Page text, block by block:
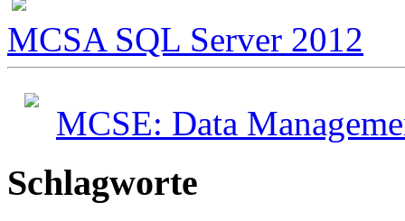
MCSA SQL Server 2012
MCSE: Data
Schlagworte